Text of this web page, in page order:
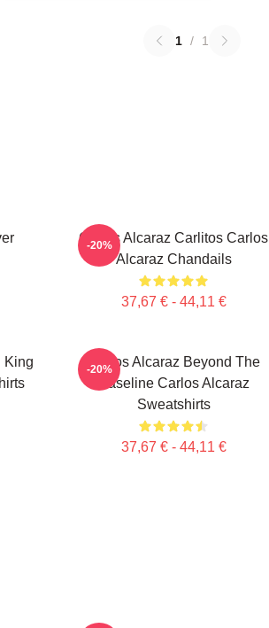
1 / 1
Carlos Alcaraz Carlitos Carlos
Alcaraz Chandails
37,67 € - 44,11 €
-20%
King
Carlos Alcaraz Beyond The
Baseline Carlos Alcaraz
Sweatshirts
37,67 € - 44,11 €
-20%